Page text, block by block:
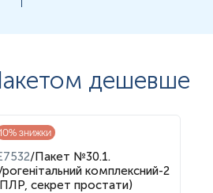
дешевше
10% знижки
/Пакет №30.1.
комплексний-2
секрет простати)